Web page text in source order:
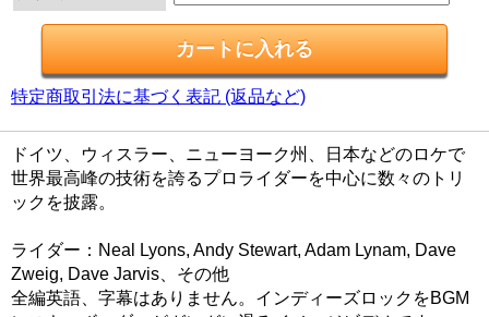
特定商取引法に基づく表記 (返品など)
ドイツ、ウィスラー、ニューヨーク州、日本などのロケで
世界最高峰の技術を誇るプロライダーを中心に数々のトリ
ックを披露。
ライダー：Neal Lyons, Andy Stewart, Adam Lynam, Dave
Zweig, Dave Jarvis、その他
全編英語、字幕はありません。インディーズロックをBGM